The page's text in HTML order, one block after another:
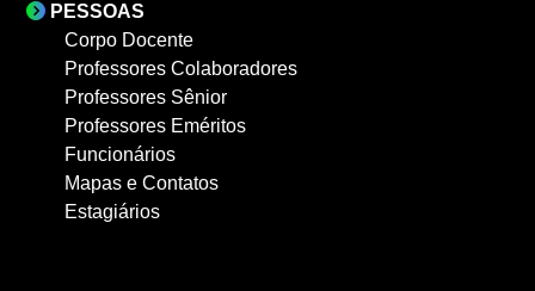
PESSOAS
Corpo Docente
Professores Colaboradores
Professores Sênior
Professores Eméritos
Funcionários
Mapas e Contatos
Estagiários